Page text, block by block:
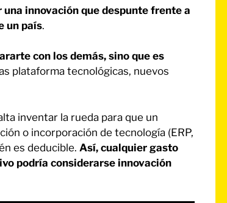
innovación que despunte frente a
un país.
con los demás, sino que es
plataforma tecnológicas, nuevos
inventar la rueda para que un
o incorporación de tecnología (ERP,
es deducible. Así, cualquier gasto
podría considerarse innovación